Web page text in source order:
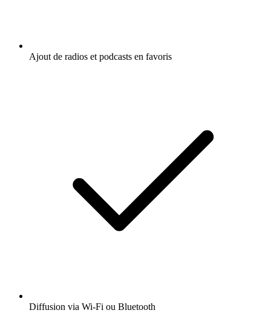
Ajout de radios et podcasts en favoris
Diffusion via Wi-Fi ou Bluetooth